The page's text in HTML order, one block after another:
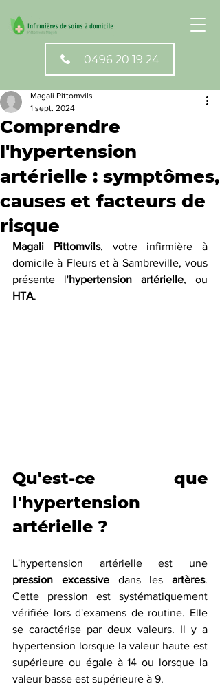
0496 20 19 24
Comprendre
l'hypertension
artérielle : symptômes,
causes et facteurs de
risque
Magali Pittomvils
1 sept. 2024
Magali Pittomvils, votre infirmière à
domicile à Fleurs et à Sambreville, vous
présente l'hypertension artérielle
HTA.
Qu'est-ce que
l'hypertension
artérielle ?
pression excessive dans les artères.
Cette pression est systématiquement
vérifiée lors d'examens de routine. Elle
se caractérise par deux valeurs. Il y a
hypertension lorsque la valeur haute est
supérieure ou égale à 14 ou lorsque la
valeur basse est supérieure à 9.